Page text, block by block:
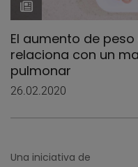
El aumento de
relaciona con un
pulmonar
26.02.2020
Una iniciativa de